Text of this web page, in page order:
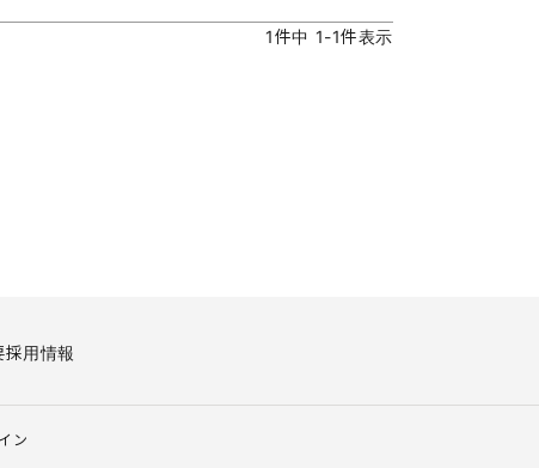
1件中 1-1件表示
採用情報
ン